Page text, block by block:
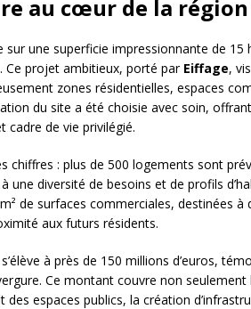
au cœur de la région
une superficie impressionnante de 15
Ce projet ambitieux, porté par Eiffage,
zones résidentielles, espaces
du site a été choisie avec soin,
cadre de vie privilégié.
chiffres : plus de 500 logements sont
une diversité de besoins et de profils
de surfaces commerciales, destinées à
aux futurs résidents.
à près de 150 millions d’euros,
Ce montant couvre non
des espaces publics, la création